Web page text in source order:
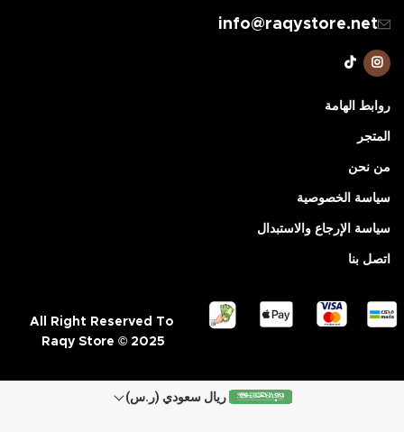
info@raqystore.net
روابط الهامة
المتجر
من نحن
سياسة الخصوصية
سياسة الإرجاع والاستبدال
اتصل بنا
All Right Reserved To
Raqy Store © 2025
ريال سعودي (ر.س)